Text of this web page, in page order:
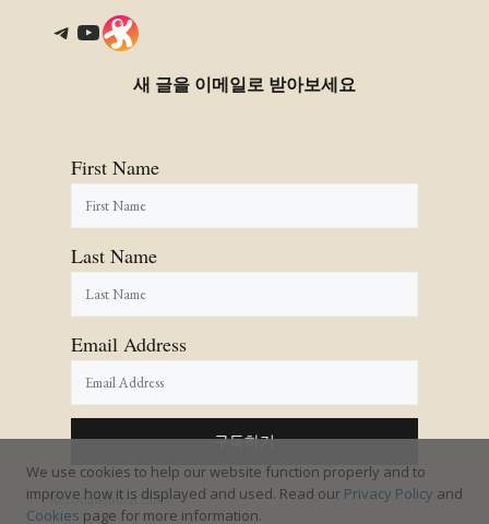
Telegram YouTube Link
새 글을 이메일로 받아보세요
First Name
Last Name
Email Address
Recommended links:
We use cookies to help our website function properly and to
improve how it is displayed and used. Read our Privacy Policy and
Cookies page for more information.